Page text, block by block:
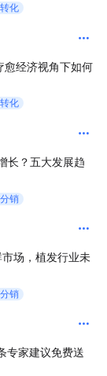
化
愈经济视角下如何
化
长？五大发展趋
销
场，植发行业未
销
专家建议免费送